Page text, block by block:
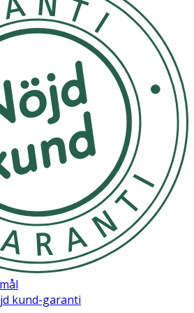
%DRI*
1173 kJ/282 kcal **
3,5 g **
**
30,2 g **
6,3 g
kund-garanti